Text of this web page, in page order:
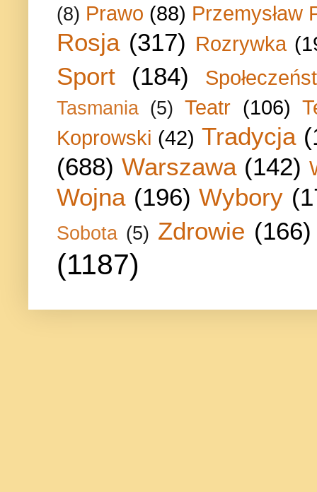
(8) Prawo (88) Przemysław
Rosja (317) Rozrywka
Sport (184)
Tasmania (5) Teatr (106)
Koprowski (42) Tradycja
(688) Warszawa (142)
Wojna (196) Wybory
Sobota (5) Zdrowie (166)
(1187)